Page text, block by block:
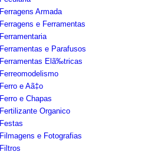
Ferragens Armada
Ferragens e Ferramentas
Ferramentaria
Ferramentas e Parafusos
Ferramentas Elã‰tricas
Ferreomodelismo
Ferro e Aã‡o
Ferro e Chapas
Fertilizante Organico
Festas
Filmagens e Fotografias
Filtros